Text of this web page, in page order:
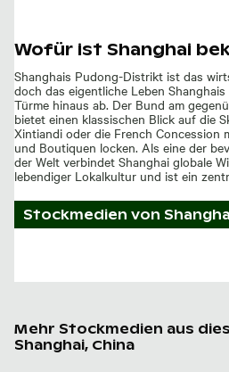
Wofür ist Shanghai
Shanghais Pudong-Distrikt ist das
doch das eigentliche Leben
Türme hinaus ab. Der Bund am
bietet einen klassischen Blick auf die
Xintiandi oder die French Concession
und Boutiquen locken. Als eine der
der Welt verbindet Shanghai globale
lebendiger Lokalkultur und ist ein
Stockmedien von
Mehr Stockmedien aus
Shanghai, China